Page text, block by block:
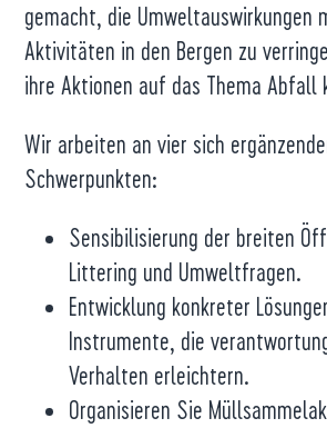
gemacht, die Umweltauswirkungen
Aktivitäten in den Bergen zu
ihre Aktionen auf das Thema Abfall
Wir arbeiten an vier sich
Schwerpunkten:
Sensibilisierung der breiten
Littering und Umweltfragen.
Entwicklung konkreter
Instrumente, die
Verhalten erleichtern.
Organisieren Sie